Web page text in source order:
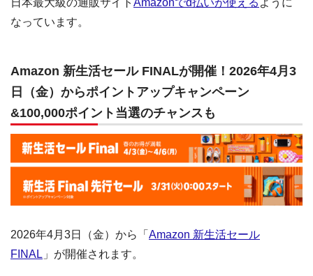
日本最大級の通販サイト Amazonでd払いが使える ように
なっています。
Amazon 新生活セール FINALが開催！2026年4月3
日（金）からポイントアップキャンペーン
&100,000ポイント当選のチャンスも
2026年4月3日（金）から「 Amazon 新生活セール
FINAL 」が開催されます。